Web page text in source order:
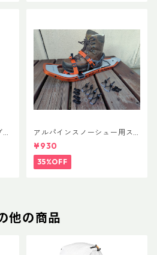
アルパインスノーシュー用ス
トラップキャッチ(ペア)
¥930
35%OFF
他の商品